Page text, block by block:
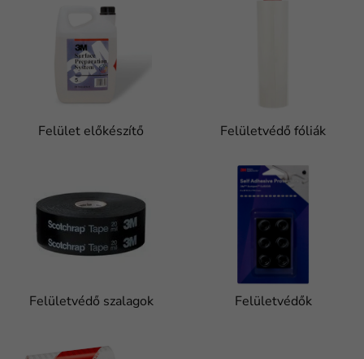
Felület előkészítő Felületvédő fóliák
Felületvédő szalagok Felületvédők